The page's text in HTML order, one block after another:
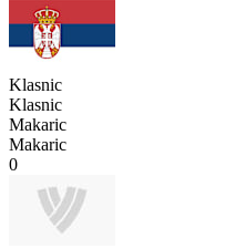
Klasnic
Klasnic
Makaric
Makaric
0